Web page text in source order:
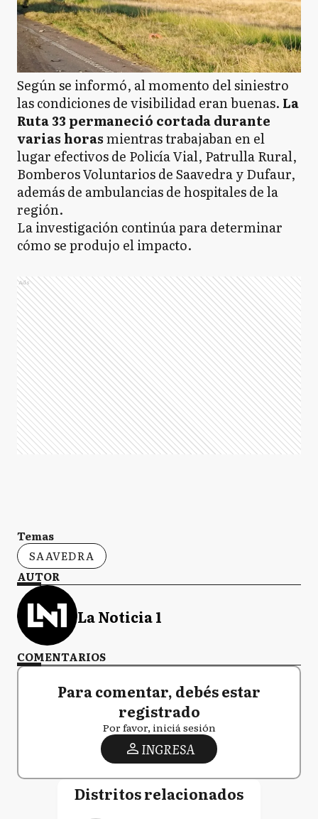
Según se informó, al momento del siniestro
las condiciones de visibilidad eran buenas. La
Ruta 33 permaneció cortada durante
varias horasmientras trabajaban en el
lugar efectivos de Policía Vial, Patrulla Rural,
Bomberos Voluntarios de Saavedra y Dufaur,
además de ambulancias de hospitales de la
región.
La investigación continúa para determinar
cómo se produjo el impacto.
Ads
Temas
SAAVEDRA
AUTOR
La Noticia 1
COMENTARIOS
Para comentar, debés estar
registrado
Por favor, iniciá sesión
INGRESA
Distritos relacionados